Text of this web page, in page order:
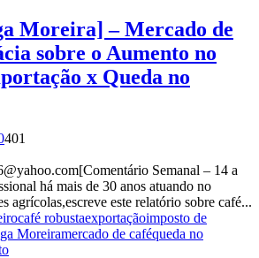
Moreira] – Mercado de
sobre o Aumento no
x Queda no
401
Semanal – 14 a
há mais de 30 anos atuando no
agrícolas,escreve este relatório sobre café...
café robustaexportaçãoimposto de
Moreiramercado de caféqueda no